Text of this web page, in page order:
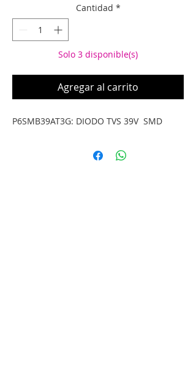
Cantidad *
Solo 3 disponible(s)
Agregar al carrito
P6SMB39AT3G: DIODO TVS 39V  SMD